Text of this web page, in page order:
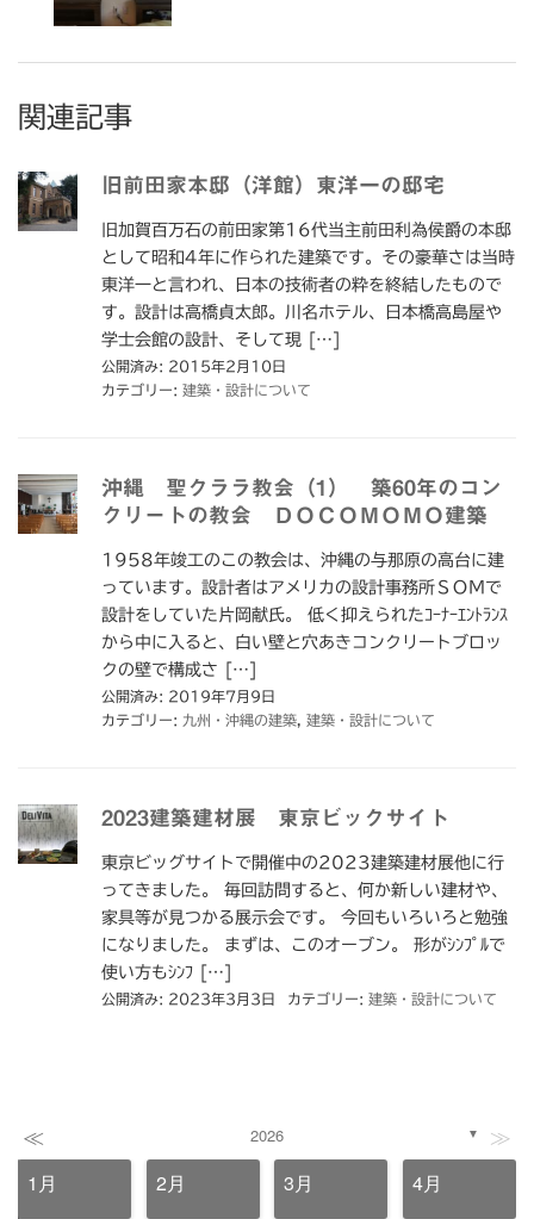
関連記事
旧前田家本邸（洋館）東洋一の邸宅
旧加賀百万石の前田家第16代当主前田利為侯爵の本邸
として昭和4年に作られた建築です。その豪華さは当時
東洋一と言われ、日本の技術者の粋を終結したもので
す。設計は高橋貞太郎。川名ホテル、日本橋高島屋や
学士会館の設計、そして現 […]
公開済み: 2015年2月10日
カテゴリー: 建築・設計について
沖縄 聖クララ教会（1） 築60年のコン
クリートの教会 ＤＯＣＯＭＯＭＯ建築
1958年竣工のこの教会は、沖縄の与那原の高台に建
っています。設計者はアメリカの設計事務所ＳＯＭで
設計をしていた片岡献氏。 低く抑えられたｺｰﾅｰｴﾝﾄﾗﾝｽ
から中に入ると、白い壁と穴あきコンクリートブロッ
クの壁で構成さ […]
公開済み: 2019年7月9日
カテゴリー: 九州・沖縄の建築 建築・設計について
2023建築建材展 東京ビックサイト
東京ビッグサイトで開催中の2023建築建材展他に行
ってきました。 毎回訪問すると、何か新しい建材や、
家具等が見つかる展示会です。 今回もいろいろと勉強
になりました。 まずは、このオーブン。 形がｼﾝﾌﾟﾙで
使い方もｼﾝﾌ […]
公開済み: 2023年3月3日 カテゴリー: 建築・設計について
≪ 2026 ▼ ≫
1月 2月 3月 4月